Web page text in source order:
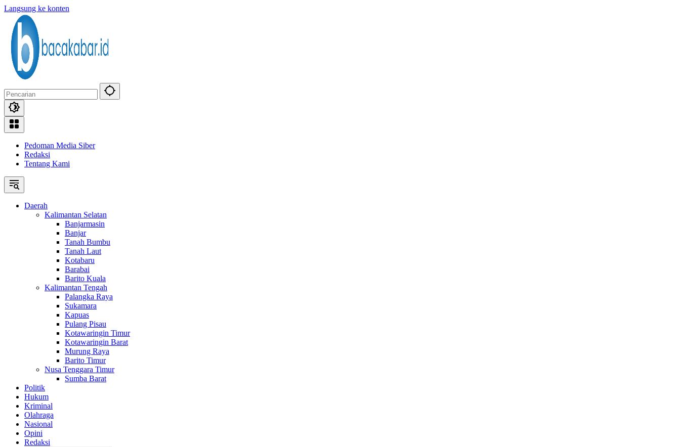
Langsung ke konten
Pedoman Media Siber
Redaksi
Tentang Kami
Daerah
Kalimantan Selatan
Banjarmasin
Banjar
Tanah Bumbu
Tanah Laut
Kotabaru
Barabai
Barito Kuala
Kalimantan Tengah
Palangka Raya
Sukamara
Kapuas
Pulang Pisau
Kotawaringin Timur
Kotawaringin Barat
Murung Raya
Barito Timur
Nusa Tenggara Timur
Sumba Barat
Politik
Hukum
Kriminal
Olahraga
Nasional
Opini
Redaksi